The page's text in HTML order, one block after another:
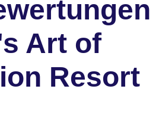
Art of
Resort